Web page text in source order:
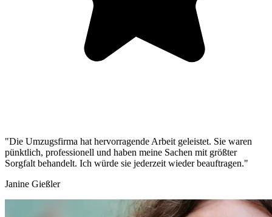
"Die Umzugsfirma hat hervorragende Arbeit geleistet. Sie waren
pünktlich, professionell und haben meine Sachen mit größter
Sorgfalt behandelt. Ich würde sie jederzeit wieder beauftragen."
Janine Gießler